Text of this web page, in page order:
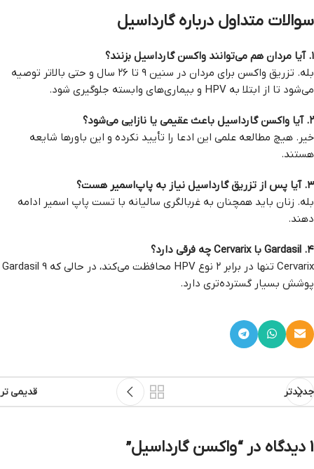
سوالات متداول درباره گارداسیل
۱. آیا مردان هم می‌توانند واکسن گارداسیل بزنند؟
بله. تزریق واکسن برای مردان در سنین ۹ تا ۲۶ سال و حتی بالاتر توصیه
می‌شود تا از ابتلا به HPV و بیماری‌های وابسته جلوگیری شود.
۲. آیا واکسن گارداسیل باعث عقیمی یا نازایی می‌شود؟
خیر. هیچ مطالعه علمی این ادعا را تأیید نکرده و این باورها شایعه
هستند.
۳. آیا پس از تزریق گارداسیل نیاز به پاپ‌اسمیر هست؟
بله. زنان باید همچنان به غربالگری سالیانه با تست پاپ اسمیر ادامه
دهند.
۴. Gardasil با Cervarix چه فرقی دارد؟
Cervarix تنها در برابر ۲ نوع HPV محافظت می‌کند، در حالی که Gardasil 9
پوشش بسیار گسترده‌تری دارد.
جدیدتر قدیمی تر
1 دیدگاه در “ واکسن گارداسیل”